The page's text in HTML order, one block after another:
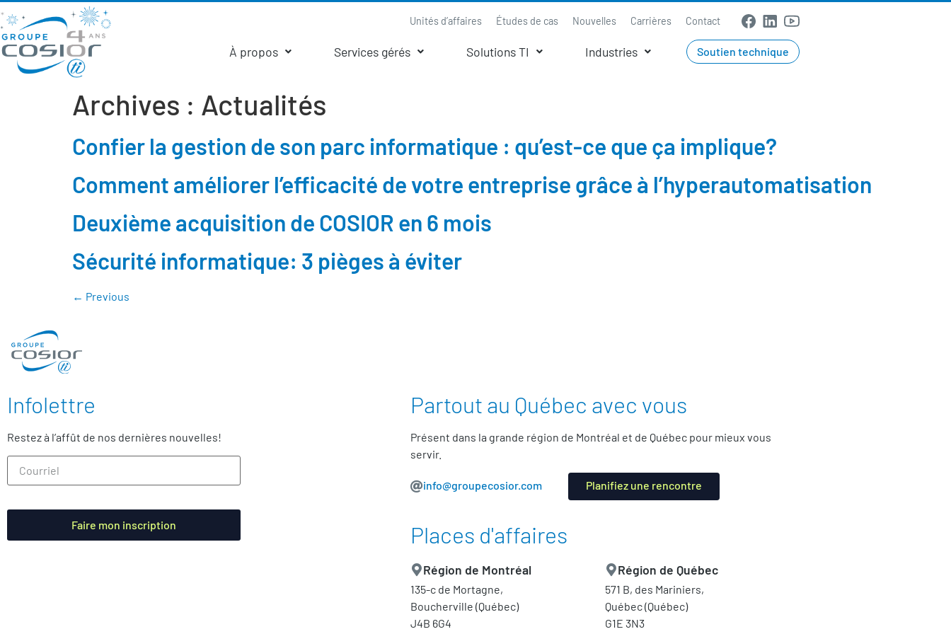
Unités d’affaires Études de cas Nouvelles Carrières Contact
À propos Services gérés Solutions TI Industries Soutien technique
Archives : Actualités
Confier la gestion de son parc informatique : qu’est-ce que ça implique?
Comment améliorer l’efficacité de votre entreprise grâce à l’hyperautomatisation
Deuxième acquisition de COSIOR en 6 mois
Sécurité informatique: 3 pièges à éviter
← Previous
Infolettre
Restez à l’affût de nos dernières nouvelles!
Partout au Québec avec vous
Présent dans la grande région de Montréal et de Québec pour mieux vous
servir.
info@groupecosior.com Planifiez une rencontre
Places d'affaires
Région de Montréal
135-c de Mortagne,
Boucherville (Québec)
J4B 6G4
Région de Québec
571 B, des Mariniers,
Québec (Québec)
G1E 3N3